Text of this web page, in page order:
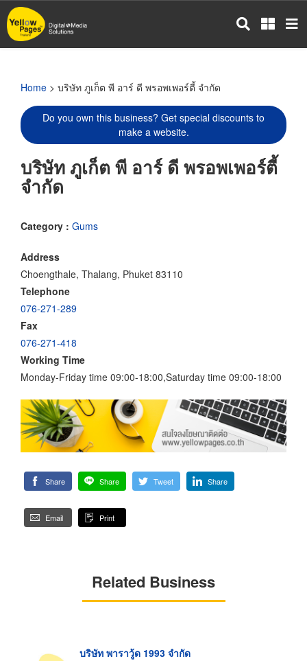
Skip
to
main
Home > บริษัท ภูเก็ต พี อาร์ ดี พรอพเพอร์ตี้ จำกัด
Do you own this business? Get special discounts to
make a website.
บริษัท ภูเก็ต พี อาร์ ดี พรอพเพอร์ตี้
จำกัด
Category : Gums
Address
Choengthale, Thalang, Phuket 83110
Telephone
076-271-289
Fax
076-271-418
Working Time
Monday-Friday time 09:00-18:00,Saturday time 09:00-18:00
Share Share Tweet Share
Email Print
Related Business
บริษัท พาราวู้ด 1993 จำกัด